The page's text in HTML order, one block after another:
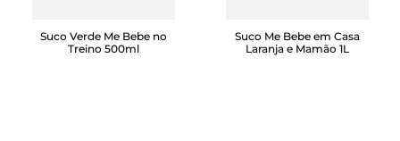
Suco Verde Me Bebe no
Treino 500ml
Suco Me Bebe em Casa
Laranja e Mamão 1L